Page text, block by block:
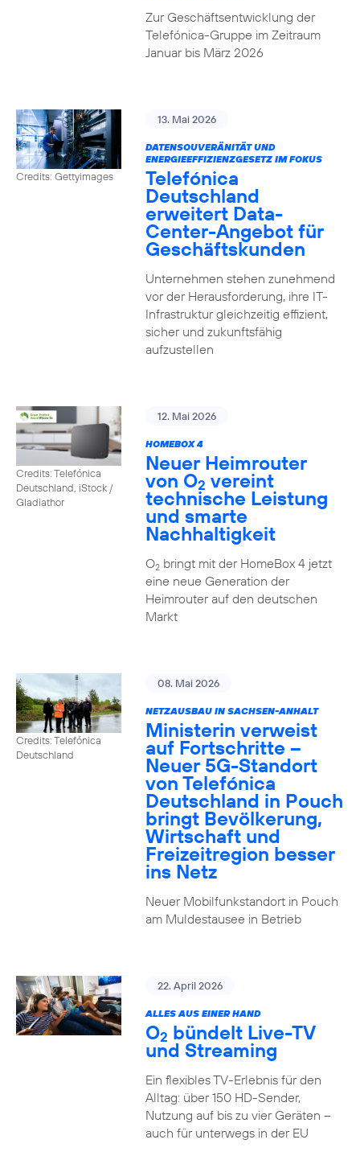
Zur Geschäftsentwicklung der
Telefónica-Gruppe im Zeitraum
Januar bis März 2026
Credits: Gettyimages
13. Mai 2026
DATENSOUVERÄNITÄT UND
ENERGIEEFFIZIENZGESETZ IM FOKUS
Telefónica
Deutschland
erweitert Data-
Center-Angebot für
Geschäftskunden
Unternehmen stehen zunehmend
vor der Herausforderung, ihre IT-
Infrastruktur gleichzeitig effizient,
sicher und zukunftsfähig
aufzustellen
Credits: Telefónica
Deutschland, iStock /
Gladiathor
12. Mai 2026
HOMEBOX 4
Neuer Heimrouter
von O2 vereint
technische Leistung
und smarte
Nachhaltigkeit
O2bringt mit der HomeBox 4 jetzt
eine neue Generation der
Heimrouter auf den deutschen
Markt
Credits: Telefónica
Deutschland
08. Mai 2026
NETZAUSBAU IN SACHSEN-ANHALT
Ministerin verweist
auf Fortschritte –
Neuer 5G-Standort
von Telefónica
Deutschland in Pouch
bringt Bevölkerung,
Wirtschaft und
Freizeitregion besser
ins Netz
Neuer Mobilfunkstandort in Pouch
am Muldestausee in Betrieb
22. April 2026
ALLES AUS EINER HAND
O2 bündelt Live-TV
und Streaming
Ein flexibles TV-Erlebnis für den
Alltag: über 150 HD-Sender,
Nutzung auf bis zu vier Geräten –
auch für unterwegs in der EU